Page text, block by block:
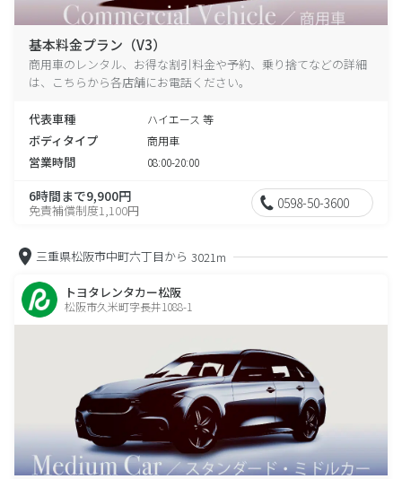
基本料金プラン（V3）
商用車のレンタル、お得な割引料金や予約、乗り捨てなどの詳細
は、こちらから各店舗にお電話ください。
代表車種 ハイエース 等
ボディタイプ 商用車
営業時間 08:00-20:00
6時間まで9,900円
免責補償制度1,100円 0598-50-3600
三重県松阪市中町六丁目から 3021m
トヨタレンタカー松阪
松阪市久米町字長井1088-1